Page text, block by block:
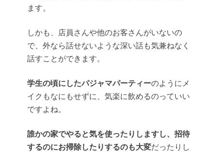
ます。
しかも、 店員さんや他のお客さんがいないの
で、外なら話せないような深い話も気兼ねなく
話すことができます。
学生の頃にしたパジャマパーティーのようにメ
イクもなにもせずに、気楽に飲めるのっていい
ですよね。
誰かの家でやると気を使ったりしますし、招待
するのにお掃除したりするのも大変だったりし